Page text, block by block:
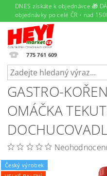
DNES získáte k objednávce 🎁
objednávky po celé ČR • nad
775 761 609
GASTRO-
OMÁČKA
Český výrobek